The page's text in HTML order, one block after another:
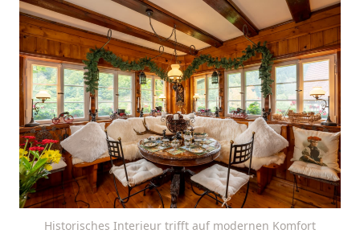
Historisches Interieur trifft auf modernen Komfort